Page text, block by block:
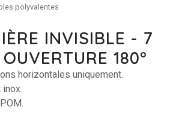
polyvalentes
INVISIBLE - 7
180°
horizontales uniquement.
inox.